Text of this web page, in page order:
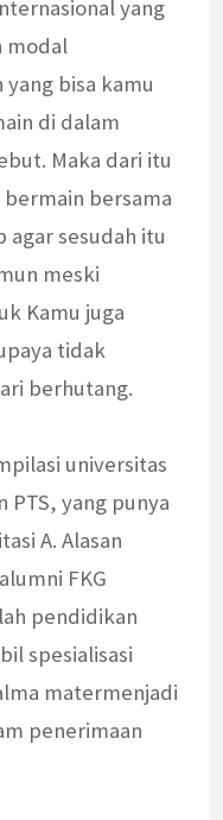
yang
modal
bisa kamu
di dalam
Maka dari itu
bersama
agar sesudah itu
meski
Kamu juga
tidak
berhutang.
universitas
PTS, yang punya
A. Alasan
FKG
pendidikan
spesialisasi
matermenjadi
penerimaan